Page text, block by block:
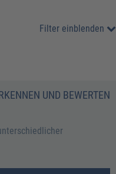
Filter einblenden
UND BEWERTEN